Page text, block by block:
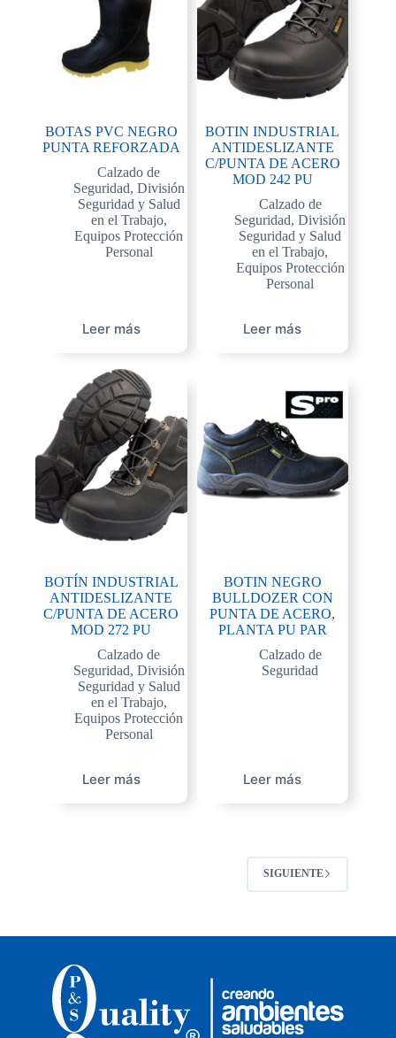
BOTAS PVC NEGRO
PUNTA REFORZADA
Calzado de
Seguridad, División
Seguridad y Salud
en el Trabajo,
Equipos Protección
Personal
Leer más
BOTIN INDUSTRIAL
ANTIDESLIZANTE
C/PUNTA DE ACERO
MOD 242 PU
Calzado de
Seguridad,División
Seguridad y Salud
en el Trabajo,
Equipos Protección
Personal
Leer más
BOTÍN INDUSTRIAL
ANTIDESLIZANTE
C/PUNTA DE ACERO
MOD 272 PU
Calzado de
Seguridad, División
Seguridad y Salud
en el Trabajo,
Equipos Protección
Personal
Leer más
BOTIN NEGRO
BULLDOZER CON
PUNTA DE ACERO,
PLANTA PU PAR
Calzado de
Seguridad
Leer más
SIGUIENTE